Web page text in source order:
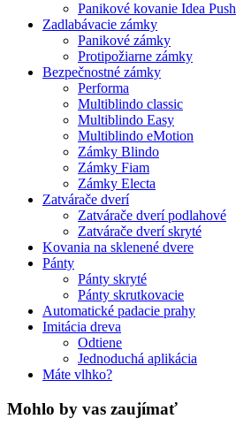
Panikové kovanie Idea Push
Zadlabávacie zámky
Panikové zámky
Protipožiarne zámky
Bezpečnostné zámky
Performa
Multiblindo classic
Multiblindo Easy
Multiblindo eMotion
Zámky Blindo
Zámky Fiam
Zámky Electa
Zatvárače dverí
Zatvárače dverí podlahové
Zatvárače dverí skryté
Kovania na sklenené dvere
Pánty
Pánty skryté
Pánty skrutkovacie
Automatické padacie prahy
Imitácia dreva
Odtiene
Jednoduchá aplikácia
Máte vlhko?
Mohlo by vas zaujímať